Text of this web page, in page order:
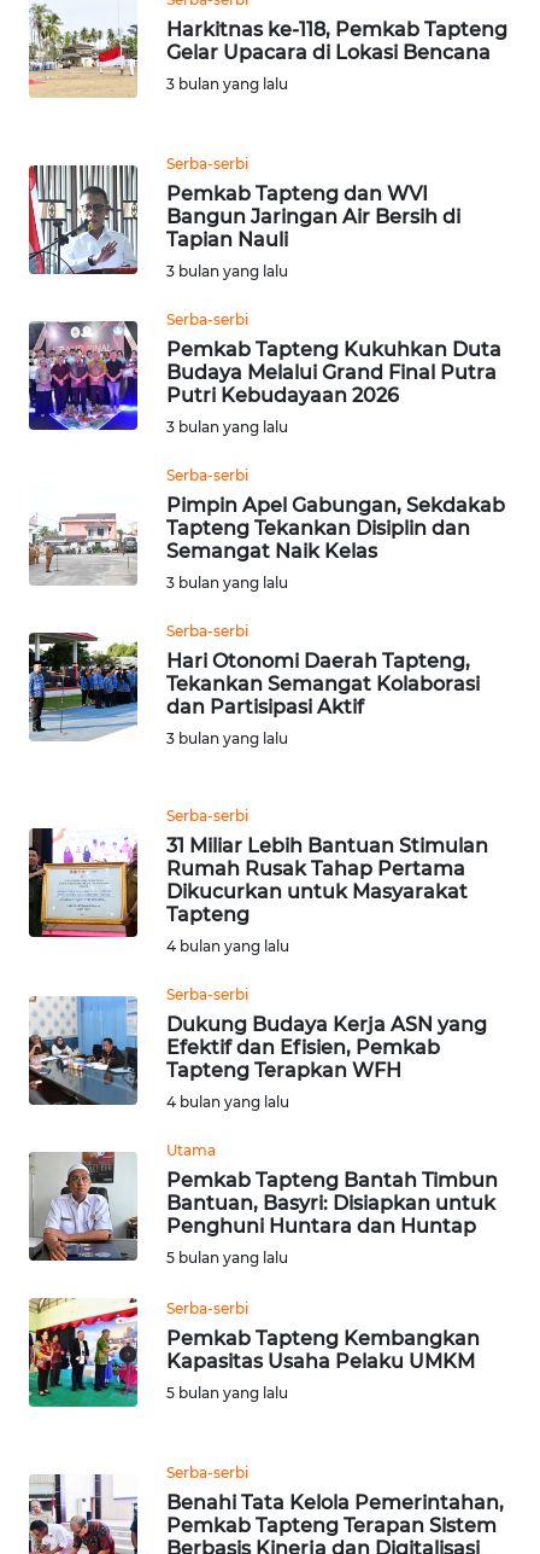
Harkitnas ke-118, Pemkab Tapteng
Gelar Upacara di Lokasi Bencana
3 bulan yang lalu
Serba-serbi
Pemkab Tapteng dan WVI
Bangun Jaringan Air Bersih di
Tapian Nauli
3 bulan yang lalu
Serba-serbi
Pemkab Tapteng Kukuhkan Duta
Budaya Melalui Grand Final Putra
Putri Kebudayaan 2026
3 bulan yang lalu
Serba-serbi
Pimpin Apel Gabungan, Sekdakab
Tapteng Tekankan Disiplin dan
Semangat Naik Kelas
3 bulan yang lalu
Serba-serbi
Hari Otonomi Daerah Tapteng,
Tekankan Semangat Kolaborasi
dan Partisipasi Aktif
3 bulan yang lalu
Serba-serbi
31 Miliar Lebih Bantuan Stimulan
Rumah Rusak Tahap Pertama
Dikucurkan untuk Masyarakat
Tapteng
4 bulan yang lalu
Serba-serbi
Dukung Budaya Kerja ASN yang
Efektif dan Efisien, Pemkab
Tapteng Terapkan WFH
4 bulan yang lalu
Utama
Pemkab Tapteng Bantah Timbun
Bantuan, Basyri: Disiapkan untuk
Penghuni Huntara dan Huntap
5 bulan yang lalu
Serba-serbi
Pemkab Tapteng Kembangkan
Kapasitas Usaha Pelaku UMKM
5 bulan yang lalu
Serba-serbi
Benahi Tata Kelola Pemerintahan,
Pemkab Tapteng Terapan Sistem
Berbasis Kinerja dan Digitalisasi
SERAMBI
WN
WN
SULTRA
WN
WN
SULTENG
WN
BABEL
SUMBAR
WN
SUMSEL
BENGKULU
WN
LAMPUNG
JATENG
WN
NUSANTARA
WN
JOGJA
WN
WN
BALI
WN
KALTENG